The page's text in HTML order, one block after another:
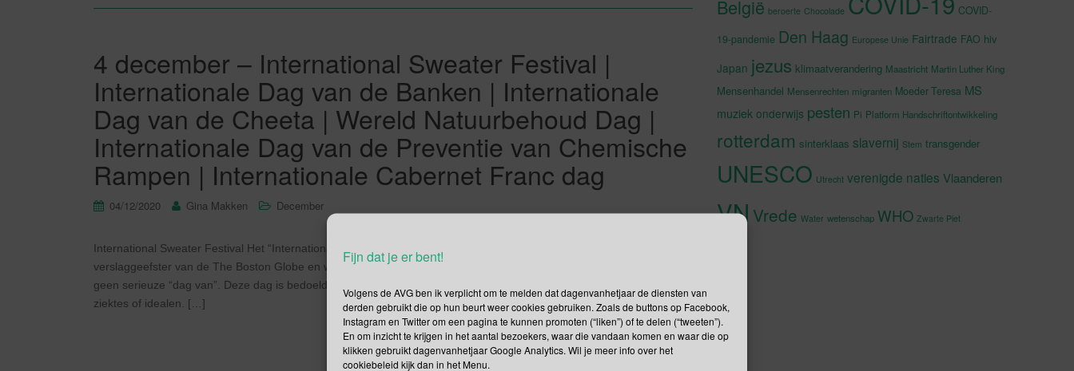
Fijn dat je er bent!
Volgens de AVG ben ik verplicht om te melden dat dagenvanhetjaar de diensten van
derden gebruikt die op hun beurt weer cookies gebruiken. Zoals de buttons op Facebook,
Instagram en Twitter om een pagina te kunnen promoten (“liken”) of te delen (“tweeten”).
En om inzicht te krijgen in het aantal bezoekers, waar die vandaan komen en waar die op
klikken gebruikt dagenvanhetjaar Google Analytics. Wil je meer info over het
cookiebeleid kijk dan in het Menu.
4 december – International Sweater Festival |
Internationale Dag van de Banken | Internationale
Dag van de Cheeta | Wereld Natuurbehoud Dag |
Internationale Dag van de Preventie van Chemische
Rampen | Internationale Cabernet Franc dag
04/12/2020 Gina Makken December
International Sweater Festival Het “International Sweater Vestival” werd in 2007 bedacht door Carolyn Johnson een
verslaggeefster van de The Boston Globe en wordt gevierd op de tweede vrijdag na Thanksgiving. Natuurlijk is dit
geen serieuze “dag van”. Deze dag is bedoeld als vrolijke parodie op alle “dagen van” met serieuze onderwerpen over
ziektes of idealen. […]
Lees verder
België beroerte Chocolade
COVID-
19-pandemie Den Haag Europese Unie Fairtrade FAO hiv
Japan jezus klimaatverandering Maastricht Martin Luther King
Mensenhandel Mensenrechten migranten Moeder Teresa MS
muziek onderwijs pesten Pi Platform Handschriftontwikkeling
rotterdam sinterklaas slavernij Stem transgender
UNESCO Utrecht verenigde naties Vlaanderen
VN Vrede Water wetenschap WHO Zwarte Piet